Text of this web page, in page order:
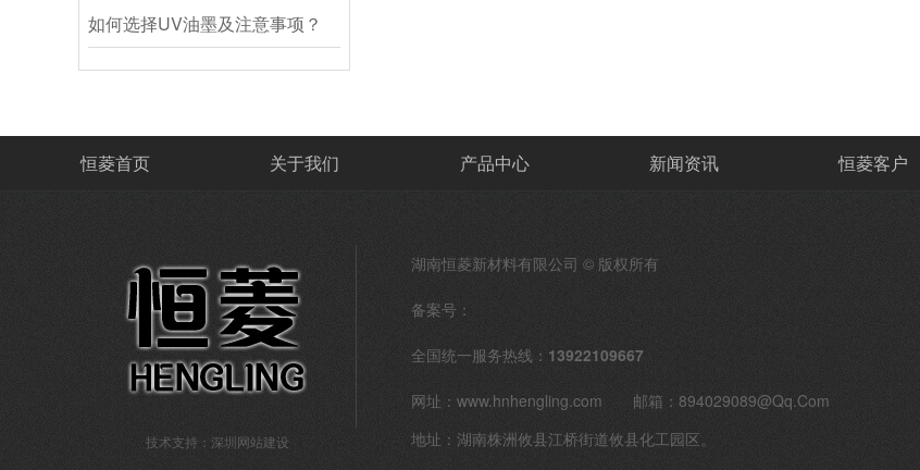
如何选择UV油墨及注意事项？
恒菱首页 关于我们 产品中心 新闻资讯 恒菱客户
技术支持： 深圳网站建设
湖南恒菱新材料有限公司 © 版权所有
备案号：
全国统一服务热线： 13922109667
网址：www.hnhengling.com 邮箱： 894029089@qq.com
地址：湖南株洲攸县江桥街道攸县化工园区。